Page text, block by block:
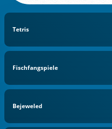
Tetris
Fischfangspiele
Bejeweled